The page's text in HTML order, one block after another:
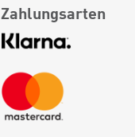
Zahlungsarten